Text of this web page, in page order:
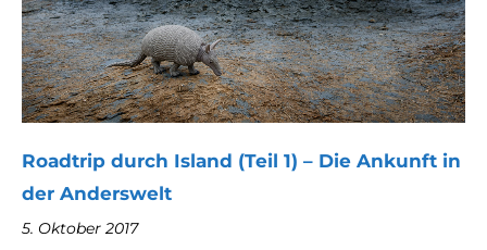
Roadtrip durch Island (Teil 1) – Die Ankunft in
der Anderswelt
5. Oktober 2017